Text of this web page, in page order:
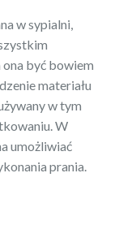
w sypialni,
być bowiem
materiału
w tym
W
umożliwiać
prania.